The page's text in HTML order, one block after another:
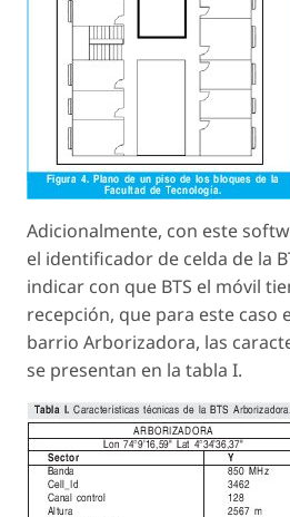
Adicionalmente, con este
el identificador de celda de la
indicar con que BTS el móvil
recepción, que para este caso
barrio Arborizadora, las
se presentan en la tabla I.